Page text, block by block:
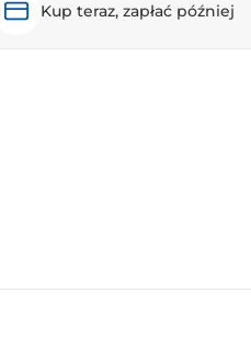
Kup teraz, zapłać później